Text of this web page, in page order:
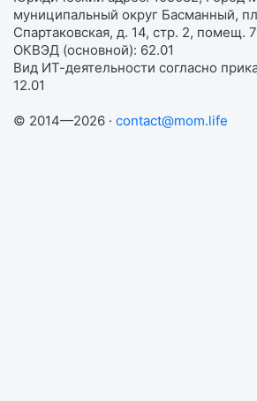
муниципальный округ Басманный, пл
Спартаковская, д. 14, стр. 2, помещ.
ОКВЭД (основной): 62.01
Вид ИТ-деятельности согласно
12.01
© 2014—2026 · contact@mom.life